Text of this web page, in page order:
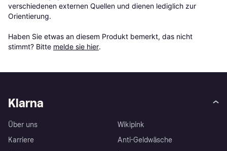
verschiedenen externen Quellen und dienen lediglich zur
Orientierung.
Haben Sie etwas an diesem Produkt bemerkt, das nicht
stimmt? Bitte melde sie hier.
Klarna
Über uns
Karriere
Wikipink
Anti-Geldwäsche